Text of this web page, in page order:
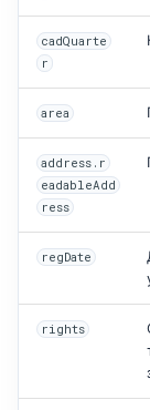
cadQuarte
r
area
address.r
eadableAdd
ress
regDate
rights